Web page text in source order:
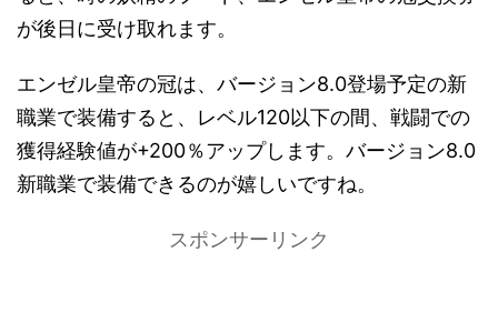
が後日に受け取れます。
エンゼル皇帝の冠は、バージョン8.0登場予定の新
職業で装備すると、レベル120以下の間、戦闘での
獲得経験値が+200％アップします。バージョン8.0
新職業で装備できるのが嬉しいですね。
スポンサーリンク